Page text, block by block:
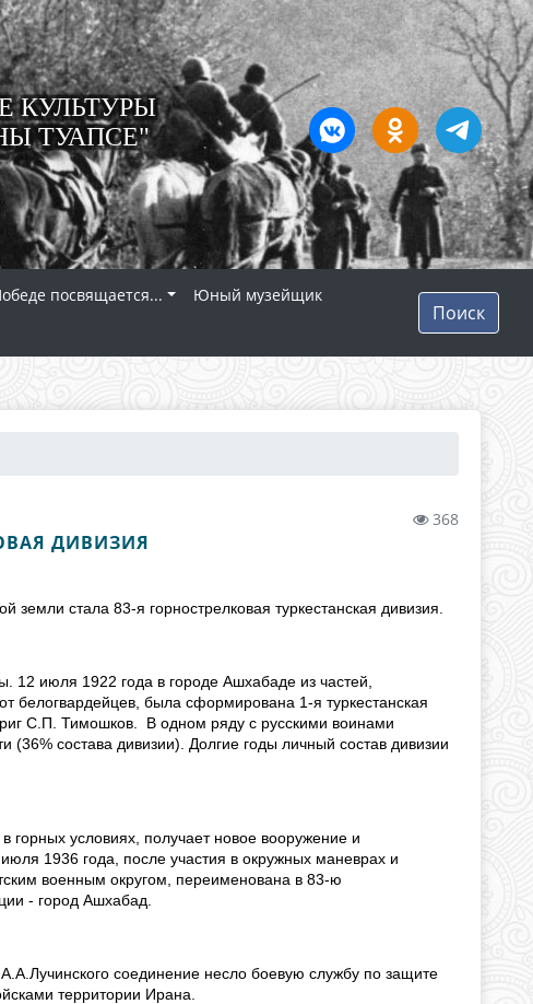
КУЛЬТУРЫ
ТУАПСЕ"
посвящается...
Юный музейщик
Поиск
368
ДИВИЗИЯ
стала 83-я горнострелковая туркестанская дивизия.
12 июля 1922 года в городе Ашхабаде из частей,
белогвардейцев, была сформирована 1-я туркестанская
С.П. Тимошков. В одном ряду с русскими воинами
(36% состава дивизии). Долгие годы личный состав дивизии
горных условиях, получает новое вооружение и
1936 года, после участия в окружных маневрах и
военным округом, переименована в 83-ю
- город Ашхабад.
соединение несло боевую службу по защите
территории Ирана.